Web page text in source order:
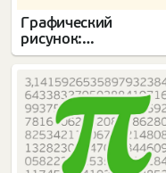
Графический
рисунок:
математические